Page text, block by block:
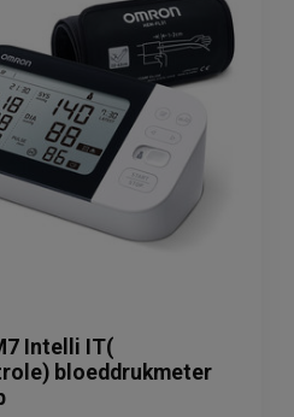
Intelli IT(
bloeddrukmeter